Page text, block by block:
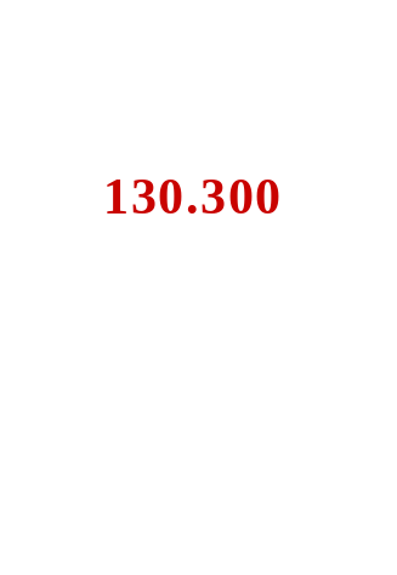
130.300